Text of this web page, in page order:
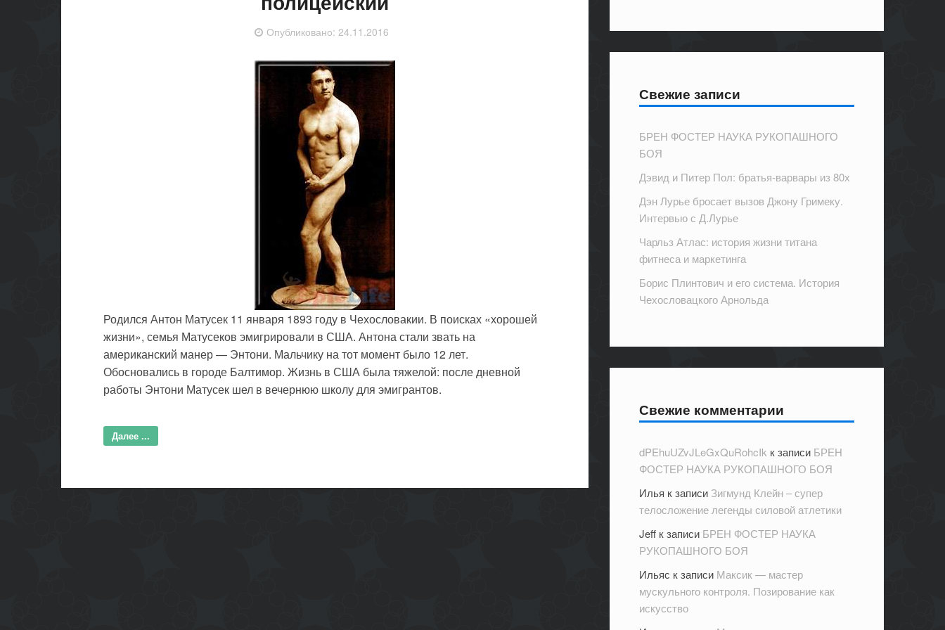
Опубликовано: 24.11.2016
Родился Антон Матусек 11 января 1893 году в Чехословакии. В поисках «хорошей
жизни», семья Матусеков эмигрировали в США. Антона стали звать на
американский манер — Энтони. Мальчику на тот момент было 12 лет.
Обосновались в городе Балтимор. Жизнь в США была тяжелой: после дневной
работы Энтони Матусек шел в вечернюю школу для эмигрантов.
Далее ...
Свежие записи
БРЕН ФОСТЕР НАУКА РУКОПАШНОГО
БОЯ
Дэвид и Питер Пол: братья-варвары из 80х
Дэн Лурье бросает вызов Джону Гримеку.
Интервью с Д.Лурье
Чарльз Атлас: история жизни титана
фитнеса и маркетинга
Борис Плинтович и его система. История
Чехословацкого Арнольда
Свежие комментарии
dPEhuUZvJLeGxQuRohcIk к записи БРЕН
ФОСТЕР НАУКА РУКОПАШНОГО БОЯ
Илья к записи Зигмунд Клейн – супер
телосложение легенды силовой атлетики
Jeffк записи БРЕН ФОСТЕР НАУКА
РУКОПАШНОГО БОЯ
Ильяс к записи Максик — мастер
мускульного контроля. Позирование как
искусство